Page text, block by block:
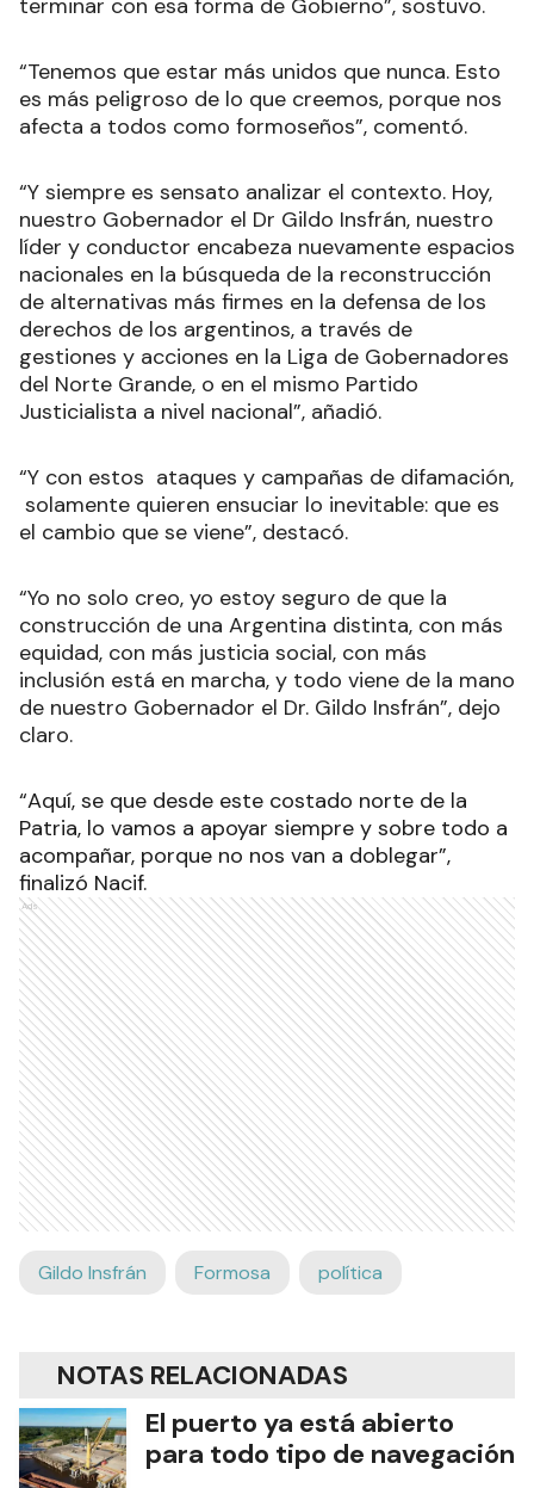
“Tenemos que estar más unidos que nunca. Esto
es más peligroso de lo que creemos, porque nos
afecta a todos como formoseños”, comentó.
“Y siempre es sensato analizar el contexto. Hoy,
nuestro Gobernador el Dr Gildo Insfrán, nuestro
líder y conductor encabeza nuevamente espacios
nacionales en la búsqueda de la reconstrucción
de alternativas más firmes en la defensa de los
derechos de los argentinos, a través de
gestiones y acciones en la Liga de Gobernadores
del Norte Grande, o en el mismo Partido
Justicialista a nivel nacional”, añadió.
“Y con estos ataques y campañas de difamación,
solamente quieren ensuciar lo inevitable: que es
el cambio que se viene”, destacó.
“Yo no solo creo, yo estoy seguro de que la
construcción de una Argentina distinta, con más
equidad, con más justicia social, con más
inclusión está en marcha, y todo viene de la mano
de nuestro Gobernador el Dr. Gildo Insfrán”, dejo
claro.
“Aquí, se que desde este costado norte de la
Patria, lo vamos a apoyar siempre y sobre todo a
acompañar, porque no nos van a doblegar”,
finalizó Nacif.
Ads
Gildo Insfrán Formosa política
NOTAS RELACIONADAS
El puerto ya está abierto
para todo tipo de navegación